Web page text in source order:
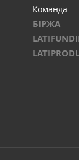
Команда
БІРЖА